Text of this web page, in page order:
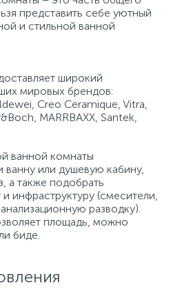
представить себе уютный
и стильной ванной
широкий
мировых брендов:
Creo Ceramique, Vitra,
MARRBAXX, Santek,
ванной комнаты
или душевую кабину,
а также подобрать
инфраструктуру (смесители,
разводку).
площадь, можно
биде.
Полотенцесушители
Душевые трапы
Сифоны и выпуски
Аксессуары для ванной